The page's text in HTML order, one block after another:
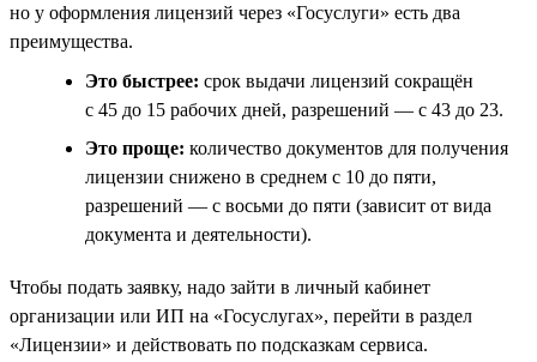
но у оформления лицензий через «Госуслуги» есть два
преимущества.
Это быстрее: срок выдачи лицензий сокращён
с 45 до 15 рабочих дней, разрешений — с 43 до 23.
Это проще: количество документов для получения
лицензии снижено в среднем с 10 до пяти,
разрешений — с восьми до пяти (зависит от вида
документа и деятельности).
Чтобы подать заявку, надо зайти в личный кабинет
организации или ИП на «Госуслугах», перейти в раздел
«Лицензии» и действовать по подсказкам сервиса.